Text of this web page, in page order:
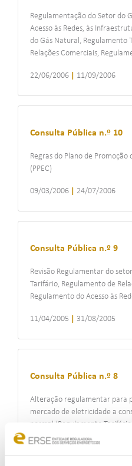
Regulamentação do Setor do
Acesso às Redes, às
do Gás Natural, Regulamento
Relações Comerciais,
22/06/2006 11/09/2006
Consulta Pública n.º 10
Regras do Plano de Promoção
(PPEC)
09/03/2006 24/07/2006
Consulta Pública n.º 9
Revisão Regulamentar do
Tarifário, Regulamento de
Regulamento do Acesso às
11/04/2005 31/08/2005
Consulta Pública n.º 8
Alteração regulamentar para
mercado de eletricidade a
normal (Regulamento
Comerciais e Regulamento do